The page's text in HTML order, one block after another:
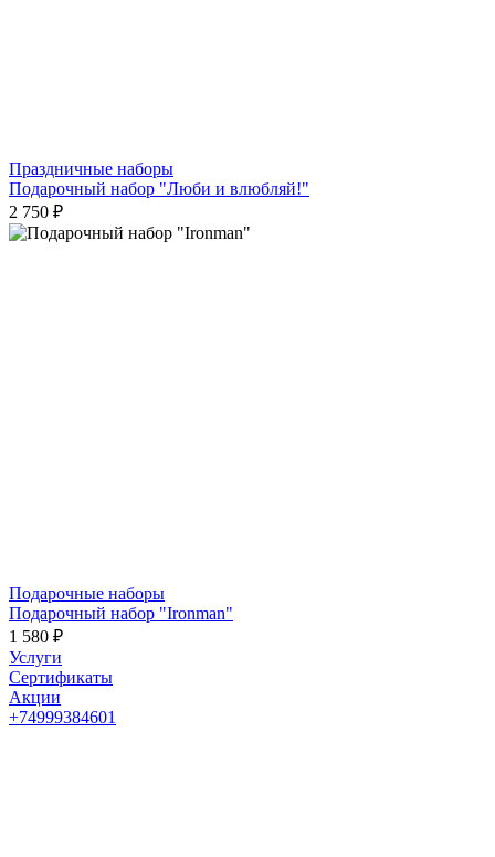
Праздничные наборы
Подарочный набор "Люби и влюбляй!"
2 750 ₽
Подарочные наборы
Подарочный набор "Ironman"
1 580 ₽
Услуги
Сертификаты
Акции
+74999384601